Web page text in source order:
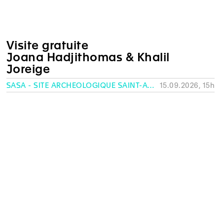
Visite gratuite
Joana Hadjithomas & Khalil
Joreige
SASA - SITE ARCHÉOLOGIQUE SAINT-ANTOINE, GENÈVE 15.09.2026, 15h